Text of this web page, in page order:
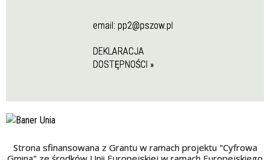
email: pp2@pszow.pl
DEKLARACJA
DOSTĘPNOŚCI »
Strona sfinansowana z Grantu w ramach projektu "Cyfrowa